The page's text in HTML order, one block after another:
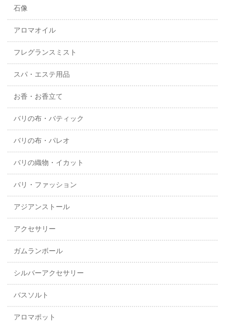
石像
アロマオイル
フレグランスミスト
スパ・エステ用品
お香・お香立て
バリの布・バティック
バリの布・パレオ
バリの織物・イカット
バリ・ファッション
アジアンストール
アクセサリー
ガムランボール
シルバーアクセサリー
バスソルト
アロマポット